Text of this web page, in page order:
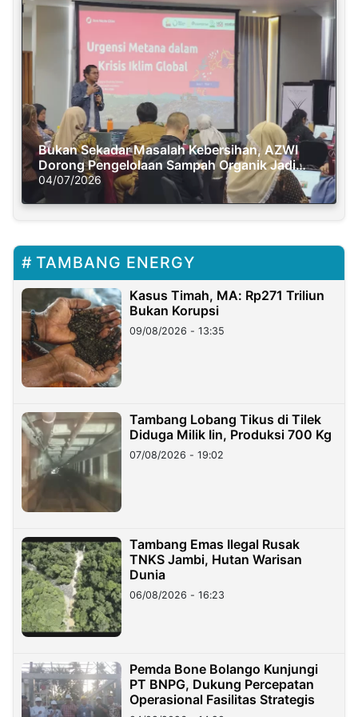
Bukan Sekadar Masalah Kebersihan, AZWI
Dorong Pengelolaan Sampah Organik Jadi
Solusi Krisis Iklim
04/07/2026
TAMBANG ENERGY
Kasus Timah, MA: Rp271 Triliun
Bukan Korupsi
09/08/2026 - 13:35
Tambang Lobang Tikus di Tilek
Diduga Milik Iin, Produksi 700 Kg
07/08/2026 - 19:02
Tambang Emas Ilegal Rusak
TNKS Jambi, Hutan Warisan
Dunia
06/08/2026 - 16:23
Pemda Bone Bolango Kunjungi
PT BNPG, Dukung Percepatan
Operasional Fasilitas Strategis